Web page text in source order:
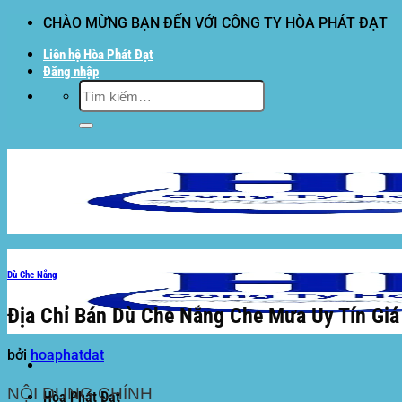
dung
CHÀO MỪNG BẠN ĐẾN VỚI CÔNG TY HÒA PHÁT ĐẠT
Liên hệ Hòa Phát Đạt
Đăng nhập
Tìm
kiếm:
Hòa Phát Đạt
Dù Che Nắng
Địa Chỉ Bán Dù Che Nắng Che Mưa Uy Tín
bởi hoaphatdat
NỘI DUNG CHÍNH